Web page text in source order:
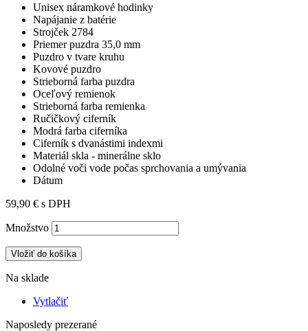
Unisex náramkové hodinky
Napájanie z batérie
Strojček 2784
Priemer puzdra 35,0 mm
Puzdro v tvare kruhu
Kovové puzdro
Strieborná farba puzdra
Oceľový remienok
Strieborná farba remienka
Ručičkový ciferník
Modrá farba ciferníka
Ciferník s dvanástimi indexmi
Materiál skla - minerálne sklo
Odolné voči vode počas sprchovania a umývania
Dátum
59,90 € s DPH
Množstvo
Vložiť do košíka
Na sklade
Vytlačiť
Naposledy prezerané